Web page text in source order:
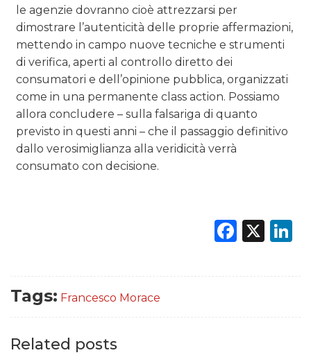
le agenzie dovranno cioè attrezzarsi per
dimostrare l’autenticità delle proprie affermazioni,
mettendo in campo nuove tecniche e strumenti
di verifica, aperti al controllo diretto dei
consumatori e dell’opinione pubblica, organizzati
come in una permanente class action. Possiamo
allora concludere – sulla falsariga di quanto
previsto in questi anni – che il passaggio definitivo
dallo verosimiglianza alla veridicità verrà
consumato con decisione.
X
Tags: Francesco Morace
Related posts